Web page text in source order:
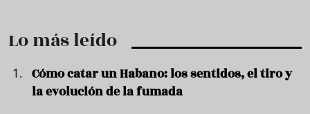
Lo más leído
Cómo catar un Habano: los sentidos, el tiro y
la evolución de la fumada